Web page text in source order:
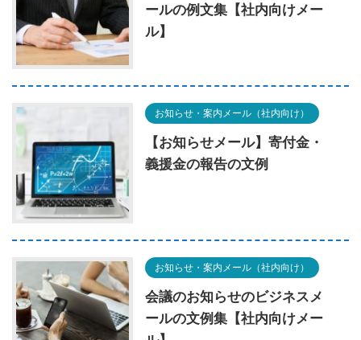
ールの例文集【社内向けメー
ル】
お知らせ・案内メール（社内向け）
【お知らせメール】寄付金・
義援金の報告の文例
お知らせ・案内メール（社内向け）
会議のお知らせのビジネスメ
ールの文例集【社内向けメー